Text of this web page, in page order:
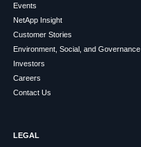
Events
NetApp Insight
Customer Stories
Environment, Social, and Governance
Investors
Careers
Contact Us
LEGAL